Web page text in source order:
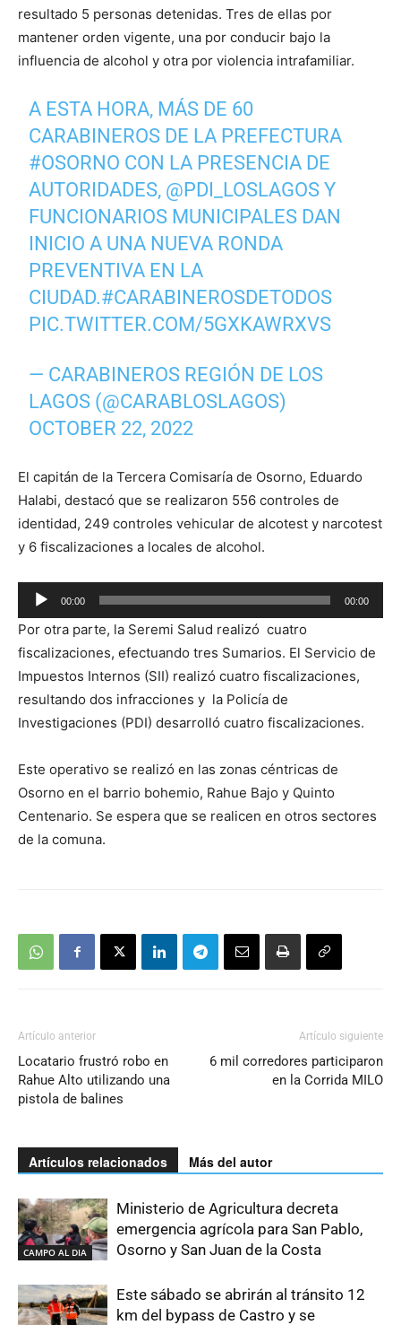
resultado 5 personas detenidas. Tres de ellas por
mantener orden vigente, una por conducir bajo la
influencia de alcohol y otra por violencia intrafamiliar.
A ESTA HORA, MÁS DE 60
CARABINEROS DE LA PREFECTURA
#OSORNO CON LA PRESENCIA DE
AUTORIDADES, @PDI_LOSLAGOS Y
FUNCIONARIOS MUNICIPALES DAN
INICIO A UNA NUEVA RONDA
PREVENTIVA EN LA
CIUDAD.#CARABINEROSDETODOS
PIC.TWITTER.COM/5GXKAWRXVS
— CARABINEROS REGIÓN DE LOS
LAGOS (@CARABLOSLAGOS)
OCTOBER 22, 2022
El capitán de la Tercera Comisaría de Osorno, Eduardo
Halabi, destacó que se realizaron 556 controles de
identidad, 249 controles vehicular de alcotest y narcotest
y 6 fiscalizaciones a locales de alcohol.
Reproductor
de
audio
00:00 00:00
Por otra parte, la Seremi Salud realizó cuatro
fiscalizaciones, efectuando tres Sumarios. El Servicio de
Impuestos Internos (SII) realizó cuatro fiscalizaciones,
resultando dos infracciones y la Policía de
Investigaciones (PDI) desarrolló cuatro fiscalizaciones.
Este operativo se realizó en las zonas céntricas de
Osorno en el barrio bohemio, Rahue Bajo y Quinto
Centenario. Se espera que se realicen en otros sectores
de la comuna.
Artículo anterior
Locatario frustró robo en
Rahue Alto utilizando una
pistola de balines
Artículo siguiente
6 mil corredores participaron
en la Corrida MILO
Artículos relacionados Más del autor
CAMPO AL DIA
Ministerio de Agricultura decreta
emergencia agrícola para San Pablo,
Osorno y San Juan de la Costa
Este sábado se abrirán al tránsito 12
km del bypass de Castro y se